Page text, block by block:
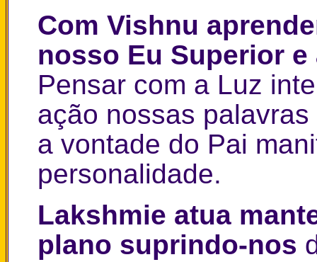
Com Vishnu
nosso Eu Superior
Pensar com a Luz
ação nossas
a vontade do Pai
personalidade.
Lakshmie atua
plano suprindo-nos